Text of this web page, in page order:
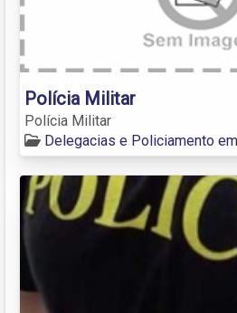
Polícia Militar
Polícia Militar
Delegacias e Policiamento